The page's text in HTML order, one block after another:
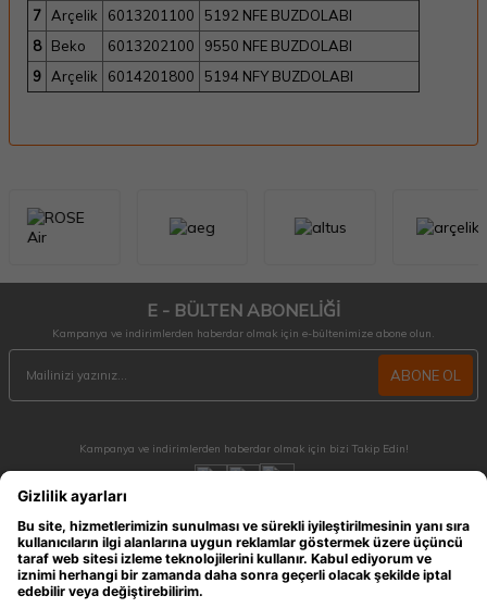
7 Arçelik 6013201100
5192 NFE BUZDOLABI
8
Beko 6013202100
9550 NFE BUZDOLABI
9 Arçelik 6014201800 5194 NFY BUZDOLABI
E - BÜLTEN ABONELİĞİ
Kampanya ve indirimlerden haberdar olmak için e-bültenimize abone olun.
ABONE OL
Kampanya ve indirimlerden haberdar olmak için bizi Takip Edin!
MÜŞTERİ HİZMETLERİ
Hafta içi 09:30 - 18:30 / Hafta sonu 10:00 - 17:00 arası merak ettiğiniz tüm sorular ve
siparişleriniz için ulaşabilirsiniz.